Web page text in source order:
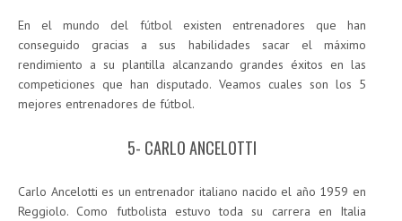
En el mundo del fútbol existen entrenadores que han
conseguido gracias a sus habilidades sacar el máximo
rendimiento a su plantilla alcanzando grandes éxitos en las
competiciones que han disputado. Veamos cuales son los 5
mejores entrenadores de fútbol.
5- CARLO ANCELOTTI
Carlo Ancelotti es un entrenador italiano nacido el año 1959 en
Reggiolo. Como futbolista estuvo toda su carrera en Italia